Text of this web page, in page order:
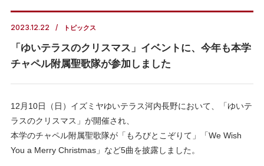
2023.12.22 トピックス
「ゆいテラスのクリスマス」イベントに、今年も本学
チャペル附属聖歌隊が参加しました
12月10日（日）イズミヤゆいテラス河内長野において、「ゆいテ
ラスのクリスマス」が開催され、
本学のチャペル附属聖歌隊が「もろびとこぞりて」「We Wish
You a Merry Christmas」など5曲を披露しました。